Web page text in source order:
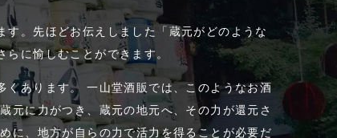
。先ほどお伝えしました「蔵元がどのような
に愉しむことができます。
あります。 一山堂酒販では、このようなお酒
元に力がつき、蔵元の地元へ、その力が還元さ
に、地方が自らの力で活力を得ることが必要だ